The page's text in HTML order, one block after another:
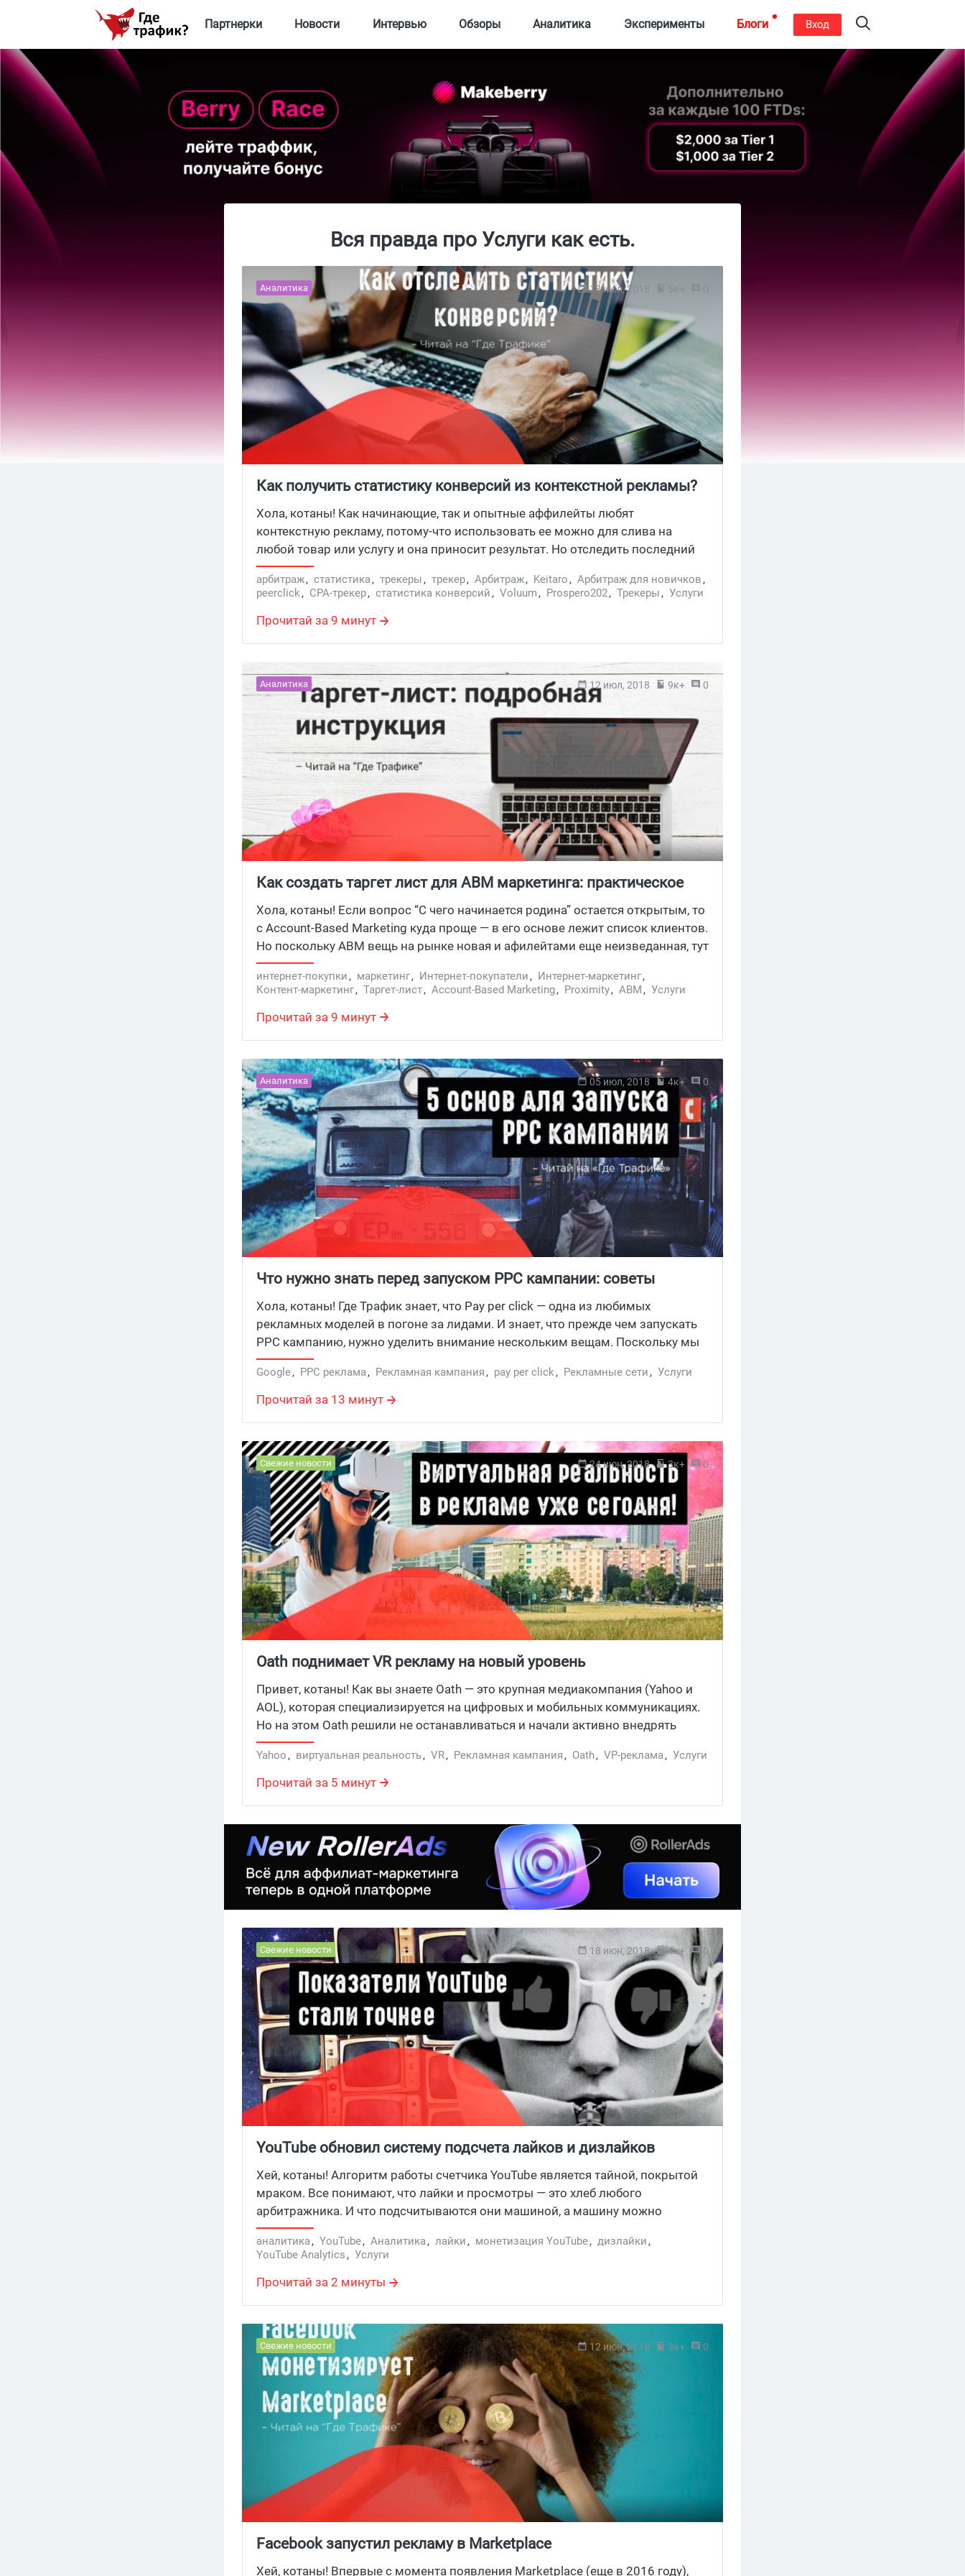
Партнерки Новости Интервью Обзоры Аналитика Эксперименты Блоги Вход
Вся правда про Услуги как есть.
Аналитика 18 июл, 2018
Как получить статистику конверсий из контекстной рекламы?
Хола, котаны! Как начинающие, так и опытные аффилейты любят
контекстную рекламу, потому-что использовать ее можно для слива на
любой товар или услугу и она приносит результат. Но отследить последний
трудно, если нет доступов к финансовой информации и аналитике. Где
Трафик рассказывает как арбитражники решают этот вопрос.
арбитраж, статистика, трекеры, трекер, Арбитраж, Keitaro, Арбитраж для новичков,
peerclick, CPA-трекер, статистика конверсий, Voluum, Prospero202, Трекеры, Услуги
Прочитай за 9 минут
Аналитика 12 июл, 2018 9к+ 0
Как создать таргет лист для ABM маркетинга: практическое
руководство
Хола, котаны! Если вопрос “С чего начинается родина” остается открытым, то
с Account-Based Marketing куда проще — в его основе лежит список клиентов.
Но поскольку ABM вещь на рынке новая и афилейтами еще неизведанная, тут
возникают сложности. Где Трафик решил с ними разобраться, поэтому
заваривайте кофе и читайте практическое руководство по поиску
источников для таргет-листа.
интернет-покупки, маркетинг, Интернет-покупатели, Интернет-маркетинг,
Контент-маркетинг, Таргет-лист, Account-Based Marketing, Proximity, ABM, Услуги
Прочитай за 9 минут
Аналитика 05 июл, 2018 4к+ 0
Что нужно знать перед запуском PPC кампании: советы
новичкам
Хола, котаны! Где Трафик знает, что Pay per click — одна из любимых
рекламных моделей в погоне за лидами. И знает, что прежде чем запускать
PPC кампанию, нужно уделить внимание нескольким вещам. Поскольку мы
не жадные, то этими знаниями готовы поделиться. Заваривайте кофе и
читайте!
Google, PPC реклама, Рекламная кампания, pay per click, Рекламные сети, Услуги
Прочитай за 13 минут
Свежие новости 24 июн, 2018 3к+ 0
Oath поднимает VR рекламу на новый уровень
Привет, котаны! Как вы знаете Oath — это крупная медиакомпания (Yahoo и
AOL), которая специализируется на цифровых и мобильных коммуникациях.
Но на этом Oath решили не останавливаться и начали активно внедрять
виртуальную реальность в рекламу.
Yahoo, виртуальная реальность, VR, Рекламная кампания, Oath, VP-реклама, Услуги
Прочитай за 5 минут
Свежие новости 18 июн, 2018 4к+ 0
YouTube обновил систему подсчета лайков и дизлайков
Хей, котаны! Алгоритм работы счетчика YouTube является тайной, покрытой
мраком. Все понимают, что лайки и просмотры — это хлеб любого
арбитражника. И что подсчитываются они машиной, а машину можно
обмануть. Поэтому YouTube улучшил систему, которая проверяет лайки и
дислайки.
аналитика, YouTube, Аналитика, лайки, монетизация YouTube, дизлайки,
YouTube Analytics, Услуги
Прочитай за 2 минуты
Свежие новости 12 июн, 2018 3к+ 0
Facebook запустил рекламу в Marketplace
Хей, котаны! Впервые с момента появления Marketplace (еще в 2016 году),